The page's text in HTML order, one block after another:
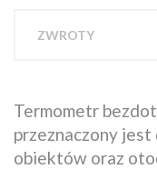
ZWROTY
Termometr
przeznaczony jest
obiektów oraz